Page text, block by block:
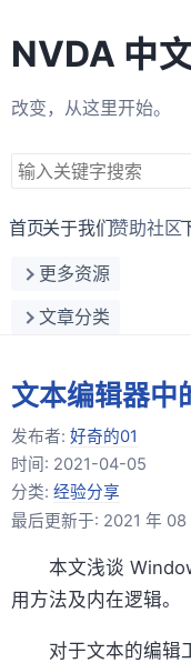
NVDA 中
改变，从这里开始。
搜
关
字
首页关于我们赞助社区
更多资源
文章分类
文本编辑器中
发布者: 好奇的01
时间: 2021-04-05
分类: 经验分享
最后更新于: 2021 年
本文浅谈
用方法及内在逻辑。
对于文本的编辑工